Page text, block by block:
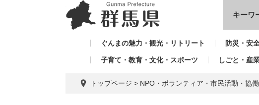
キーワ
ぐんまの魅力・観光・リトリート 防災・安
子育て・教育・文化・スポーツ しごと・産
トップページ > NPO・ボランティア・市民活動・協働